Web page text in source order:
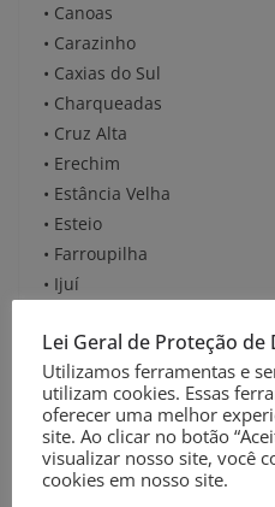
• Canoas
• Carazinho
• Caxias do Sul
• Charqueadas
• Cruz Alta
• Erechim
• Estância Velha
• Esteio
• Farroupilha
• Ijuí
• Marau
• Montenegro
• Novo Hamburgo
• Osório
• Passo Fundo
• Porto Alegre
Lei Geral de Proteção de
Utilizamos ferramentas e
utilizam cookies. Essas
oferecer uma melhor
site. Ao clicar no botão
visualizar nosso site, você
cookies em nosso site.